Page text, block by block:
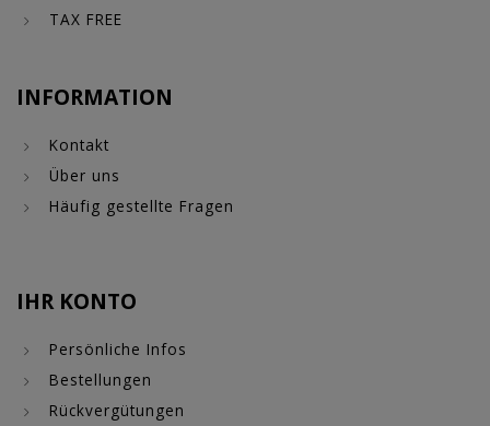
TAX FREE
INFORMATION
Kontakt
Über uns
Häufig gestellte Fragen
IHR KONTO
Persönliche Infos
Bestellungen
Rückvergütungen